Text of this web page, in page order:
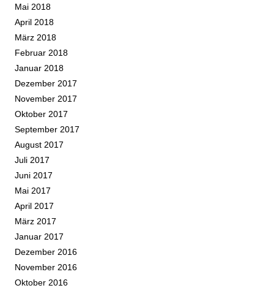
Mai 2018
April 2018
März 2018
Februar 2018
Januar 2018
Dezember 2017
November 2017
Oktober 2017
September 2017
August 2017
Juli 2017
Juni 2017
Mai 2017
April 2017
März 2017
Januar 2017
Dezember 2016
November 2016
Oktober 2016